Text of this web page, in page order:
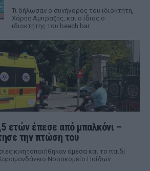
Τι δήλωσαν ο συνήγορος του ιδιοκτήτη,
Χάρης Αμπραζής, και ο ίδιος ο
ιδιοκτήτης του beach bar
ετών έπεσε από μπαλκόνι –
την πτώση του
κινητοποιήθηκαν άμεσα και το παιδί
Νοσοκομείο Παίδων